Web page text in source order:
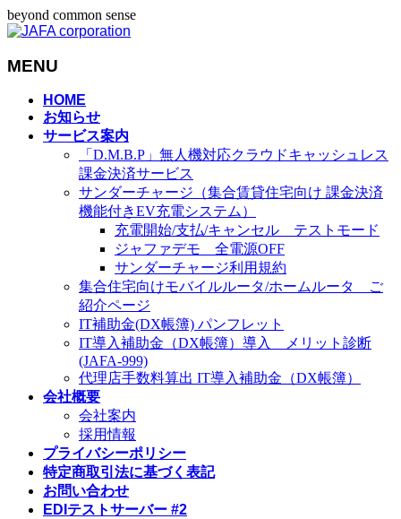
beyond common sense
MENU
HOME
お知らせ
サービス案内
「D.M.B.P」無人機対応クラウドキャッシュレス
課金決済サービス
サンダーチャージ（集合賃貸住宅向け 課金決済
機能付きEV充電システム）
充電開始/支払/キャンセル テストモード
ジャファデモ 全電源OFF
サンダーチャージ利用規約
集合住宅向けモバイルルータ/ホームルータ ご
紹介ページ
IT補助金(DX帳簿) パンフレット
IT導入補助金（DX帳簿）導入 メリット診断
(JAFA-999)
代理店手数料算出 IT導入補助金（DX帳簿）
会社概要
会社案内
採用情報
プライバシーポリシー
特定商取引法に基づく表記
お問い合わせ
EDIテストサーバー #2